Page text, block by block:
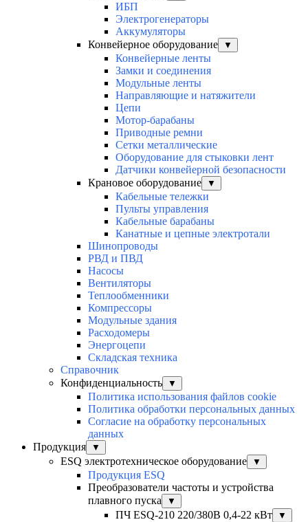
ИБП
Электрогенераторы
Аккумуляторы
Конвейерное оборудование
▼
Конвейерные ленты
Замки и соединения
Модульные ленты
Направляющие и натяжители
Цепи
Мотор-барабаны
Приводные ремни
Сетки металлические
Оборудование для стыковки лент
Датчики конвейерной безопасности
Крановое оборудование
▼
Кабельные тележки
Пульты управления
Кабельные барабаны
Канатные и цепные электротали
Шинопроводы
РВД и ПВД
Насосы
Вентиляторы
Теплообменники
Компрессоры
Модульные здания
Расходомеры
Энергоцепи
Складская техника
Справочник
Конфиденциальность
▼
Политика использования файлов cookie
Политика обработки персональных данных
Согласие на обработку персональных
данных
Продукция
▼
ESQ электротехническое оборудование ▼
Продукция ESQ
Преобразователи частоты и устройства
плавного пуска
▼
ПЧ ESQ-210 220/380В 0,4-22 кВт ▼